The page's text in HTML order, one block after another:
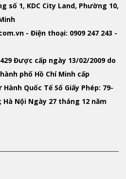
số 1, KDC City Land, Phường 10,
- Điện thoại: 0909 247 243 -
Được cấp ngày 13/02/2009 do
phố Hồ Chí Minh cấp
Hành Quốc TếSố Giấy Phép: 79-
Hà Nội Ngày 27 tháng 12 năm